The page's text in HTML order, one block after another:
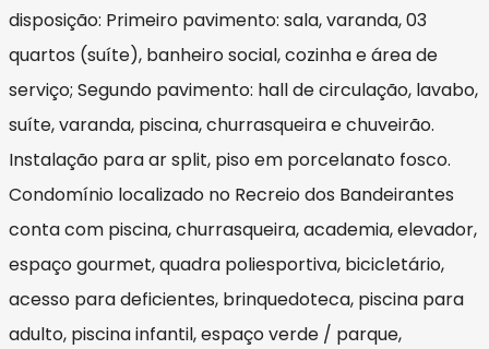
disposição: Primeiro pavimento: sala, varanda, 03
quartos (suíte), banheiro social, cozinha e área de
serviço; Segundo pavimento: hall de circulação, lavabo,
suíte, varanda, piscina, churrasqueira e chuveirão.
Instalação para ar split, piso em porcelanato fosco.
Condomínio localizado no Recreio dos Bandeirantes
conta com piscina, churrasqueira, academia, elevador,
espaço gourmet, quadra poliesportiva, bicicletário,
acesso para deficientes, brinquedoteca, piscina para
adulto, piscina infantil, espaço verde / parque,